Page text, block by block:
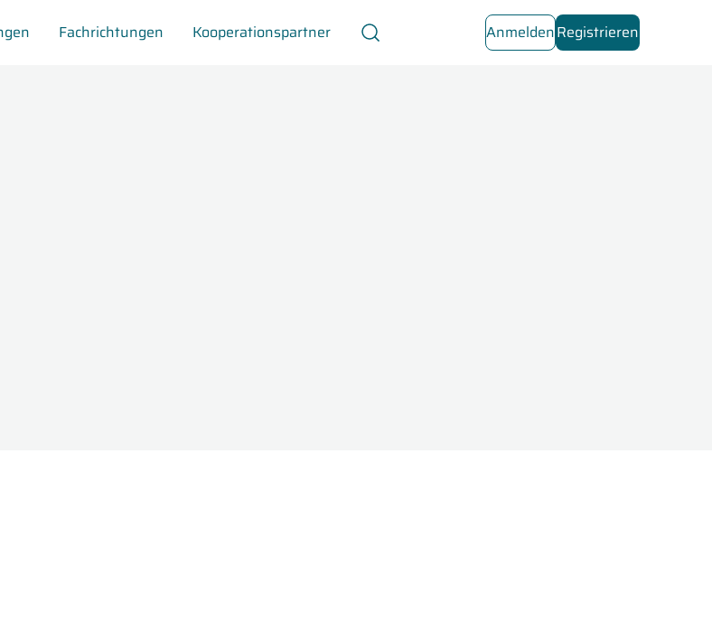
Fachrichtungen Kooperationspartner AnmeldenRegistrieren